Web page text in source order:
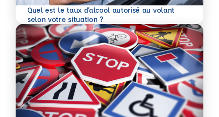
Quel est le taux d’alcool autorisé au volant
selon votre situation ?
En savoir plus